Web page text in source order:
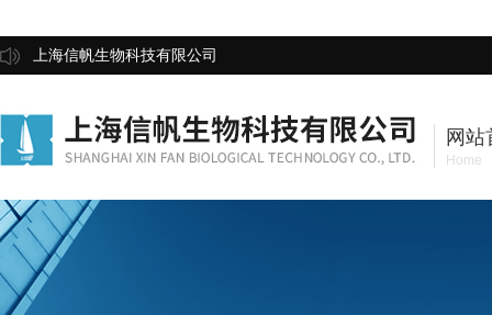
上海信帆生物科技有限公司
网站
Home